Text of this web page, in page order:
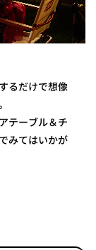
るだけで想像
テーブル＆チ
みてはいかが